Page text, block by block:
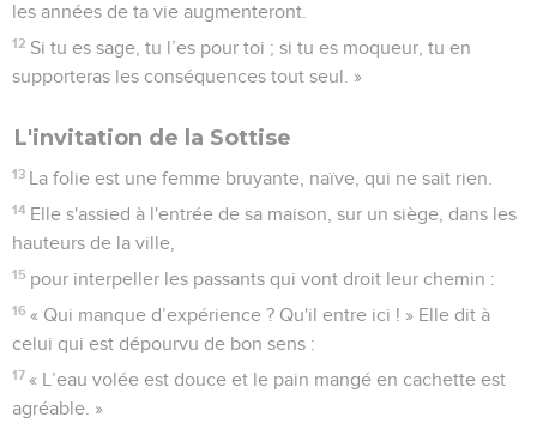
les années de ta vie augmenteront.
12 Si tu es sage, tu l’es pour toi ; si tu es moqueur, tu en
supporteras les conséquences tout seul. »
L'invitation de la Sottise
13 La folie est une femme bruyante, naïve, qui ne sait rien.
14 Elle s'assied à l'entrée de sa maison, sur un siège, dans les
hauteurs de la ville,
15 pour interpeller les passants qui vont droit leur chemin :
16 « Qui manque d’expérience ? Qu'il entre ici ! » Elle dit à
celui qui est dépourvu de bon sens :
17 « L’eau volée est douce et le pain mangé en cachette est
agréable. »